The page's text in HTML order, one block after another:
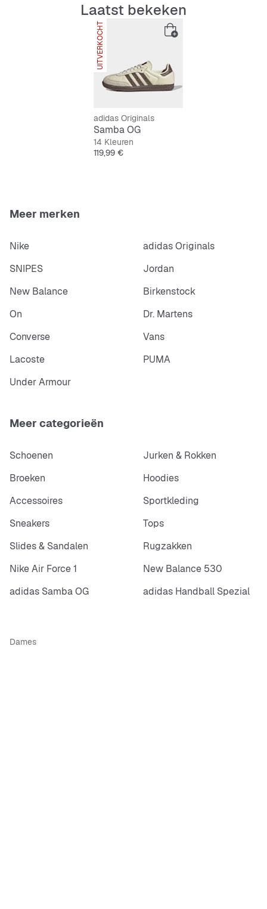
Normale pasvorm
Leren bovenwerk
Synthetische inlegzool
Rubberen loopzool
Laatst bekeken
UITVERKOCHT
adidas Originals
Samba OG
14 Kleuren
Prijs
119,99 €
Meer merken
Nike
adidas Originals
SNIPES
Jordan
New Balance
Birkenstock
On
Dr. Martens
Converse
Vans
Lacoste
PUMA
Under Armour
Meer categorieën
Schoenen
Jurken & Rokken
Broeken
Hoodies
Accessoires
Sportkleding
Sneakers
Tops
Slides & Sandalen
Rugzakken
Nike Air Force 1
New Balance 530
adidas Samba OG
adidas Handball Spezial
Dames